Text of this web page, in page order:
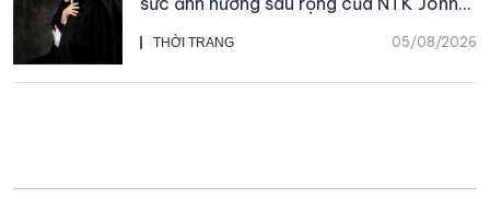
THỜI TRANG 05/08/2026
Galliano